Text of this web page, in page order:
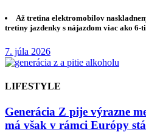
Až tretina elektromobilov
tretiny jazdenky s nájazdom viac ako 6-
7. júla 2026
LIFESTYLE
Generácia Z pije výrazne
má však v rámci Európy